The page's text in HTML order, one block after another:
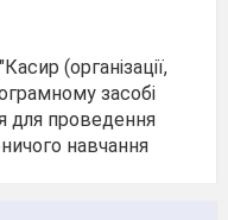
(організації,
засобі
для проведення
навчання